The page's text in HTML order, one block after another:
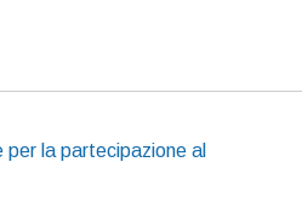
per la partecipazione al